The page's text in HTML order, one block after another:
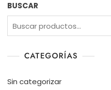
BUSCAR
CATEGORÍAS
Sin categorizar